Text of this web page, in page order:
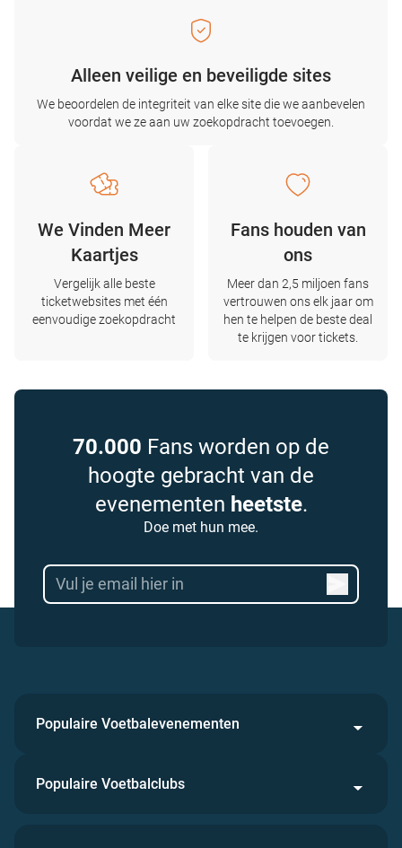
Alleen veilige en beveiligde sites
We beoordelen de integriteit van elke site die we aanbevelen
voordat we ze aan uw zoekopdracht toevoegen.
We Vinden Meer
Kaartjes
Vergelijk alle beste
ticketwebsites met één
eenvoudige zoekopdracht
Fans houden van
ons
Meer dan 2,5 miljoen fans
vertrouwen ons elk jaar om
hen te helpen de beste deal
te krijgen voor tickets.
70.000 Fans worden op de
hoogte gebracht van de
evenementen heetste.
Doe met hun mee.
Populaire Voetbalevenementen
Populaire Voetbalclubs